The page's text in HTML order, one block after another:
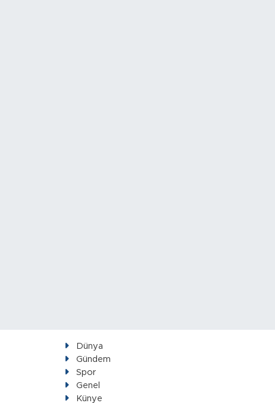
Dünya
Gündem
Spor
Genel
Künye